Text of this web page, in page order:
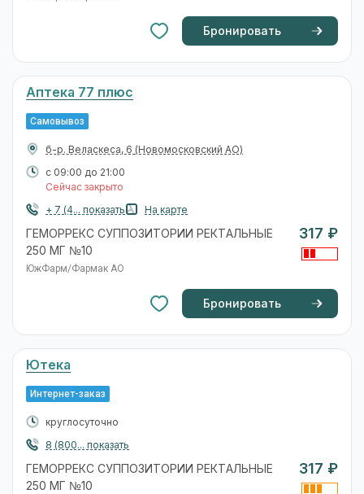
Бронировать
Аптека 77 плюс
Самовывоз
б-р. Веласкеса, 6 (Новомосковский АО)
с 09:00 до 21:00
Сейчас закрыто
+ 7 (4... показать
На карте
ГЕМОРРЕКС СУППОЗИТОРИИ РЕКТАЛЬНЫЕ
250 МГ №10
ЮжФарм/Фармак АО
317 ₽
Бронировать
Ютека
Интернет-заказ
круглосуточно
8 (800... показать
ГЕМОРРЕКС СУППОЗИТОРИИ РЕКТАЛЬНЫЕ
250 МГ №10
317 ₽